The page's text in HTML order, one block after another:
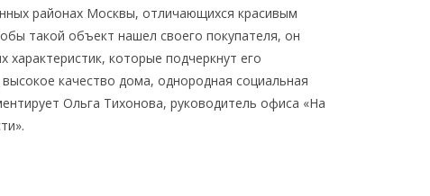
районах Москвы, отличающихся красивым
такой объект нашел своего покупателя, он
которые подчеркнут его
качество дома, однородная социальная
Ольга Тихонова, руководитель офиса «На